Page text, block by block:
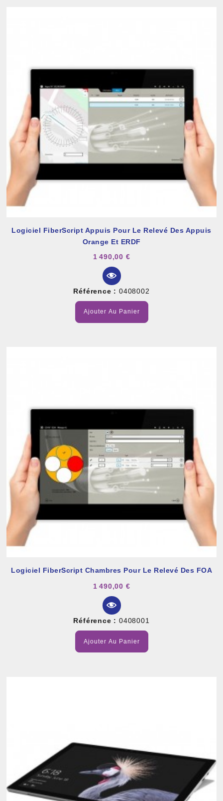
Logiciel FiberScript Appuis Pour Le Relevé Des Appuis
Orange Et ERDF
1 490,00 €
Référence : 0408002
Ajouter Au Panier
Logiciel FiberScript Chambres Pour Le Relevé Des FOA
1 490,00 €
Référence : 0408001
Ajouter Au Panier